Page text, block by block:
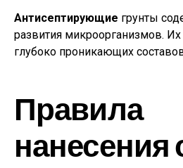
Антисептирующие грунты
развития микроорганизмов.
глубоко проникающих
Правила
нанесения